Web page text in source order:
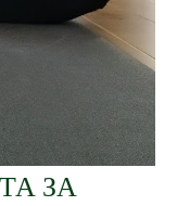
ЗА